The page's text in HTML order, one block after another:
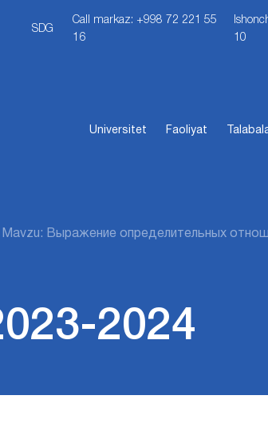
SDG
Call markaz: +998 72 221 55
16
10
Universitet Faoliyat
Mavzu: Выражение определительных
2024